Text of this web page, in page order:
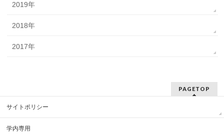
2019年
2018年
2017年
PAGETOP
サイトポリシー
学内専用